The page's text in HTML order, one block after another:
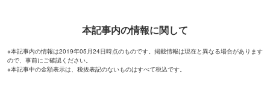
本記事内の情報に関して
※本記事内の情報は2019年05月24日時点のものです。掲載情報は現在と異なる場合があります
ので、事前にご確認ください。
※本記事中の金額表示は、税抜表記のないものはすべて税込です。